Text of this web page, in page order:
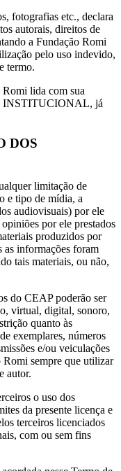
fotografias etc., declara
autorais, direitos de
a Fundação Romi
pelo uso indevido,
termo.
Romi lida com sua
INSTITUCIONAL, já
DOS
limitação de
e tipo de mídia, a
audiovisuais) por ele
por ele prestados
produzidos por
as informações foram
tais materiais, ou não,
do CEAP poderão ser
virtual, digital, sonoro,
quanto às
exemplares, números
e/ou veiculações
sempre que utilizar
autor.
o uso dos
da presente licença e
terceiros licenciados
com ou sem fins